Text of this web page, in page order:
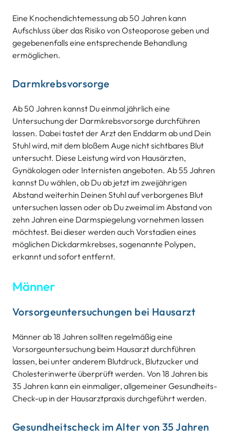
Eine Knochendichtemessung ab 50 Jahren kann
Aufschluss über das Risiko von Osteoporose geben und
gegebenenfalls eine entsprechende Behandlung
ermöglichen.
Darmkrebsvorsorge
Ab 50 Jahren kannst Du einmal jährlich eine
Untersuchung der Darmkrebsvorsorge durchführen
lassen. Dabei tastet der Arzt den Enddarm ab und Dein
Stuhl wird, mit dem bloßem Auge nicht sichtbares Blut
untersucht. Diese Leistung wird von Hausärzten,
Gynäkologen oder Internisten angeboten. Ab 55 Jahren
kannst Du wählen, ob Du ab jetzt im zweijährigen
Abstand weiterhin Deinen Stuhl auf verborgenes Blut
untersuchen lassen oder ob Du zweimal im Abstand von
zehn Jahren eine Darmspiegelung vornehmen lassen
möchtest. Bei dieser werden auch Vorstadien eines
möglichen Dickdarmkrebses, sogenannte Polypen,
erkannt und sofort entfernt.
Männer
Vorsorgeuntersuchungen bei Hausarzt
Männer ab 18 Jahren sollten regelmäßig eine
Vorsorgeuntersuchung beim Hausarzt durchführen
lassen, bei unter anderem Blutdruck, Blutzucker und
Cholesterinwerte überprüft werden. Von 18 Jahren bis
35 Jahren kann ein einmaliger, allgemeiner Gesundheits-
Check-up in der Hausarztpraxis durchgeführt werden.
Gesundheitscheck im Alter von 35 Jahren